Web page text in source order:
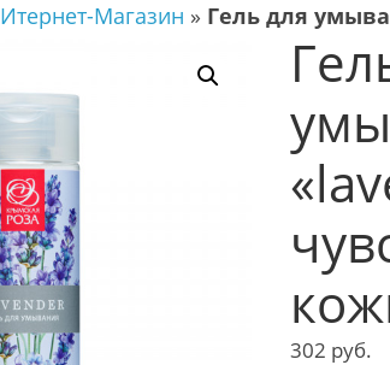
Итернет-Магазин » Гель для
302 руб.